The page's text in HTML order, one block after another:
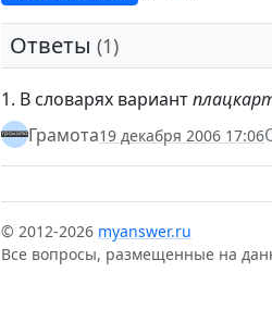
Ответы (1)
1. В словарях вариант
Грамота19 декабря 2006 17:06
© 2012-2026 myanswer.ru
Все вопросы, размещенные на